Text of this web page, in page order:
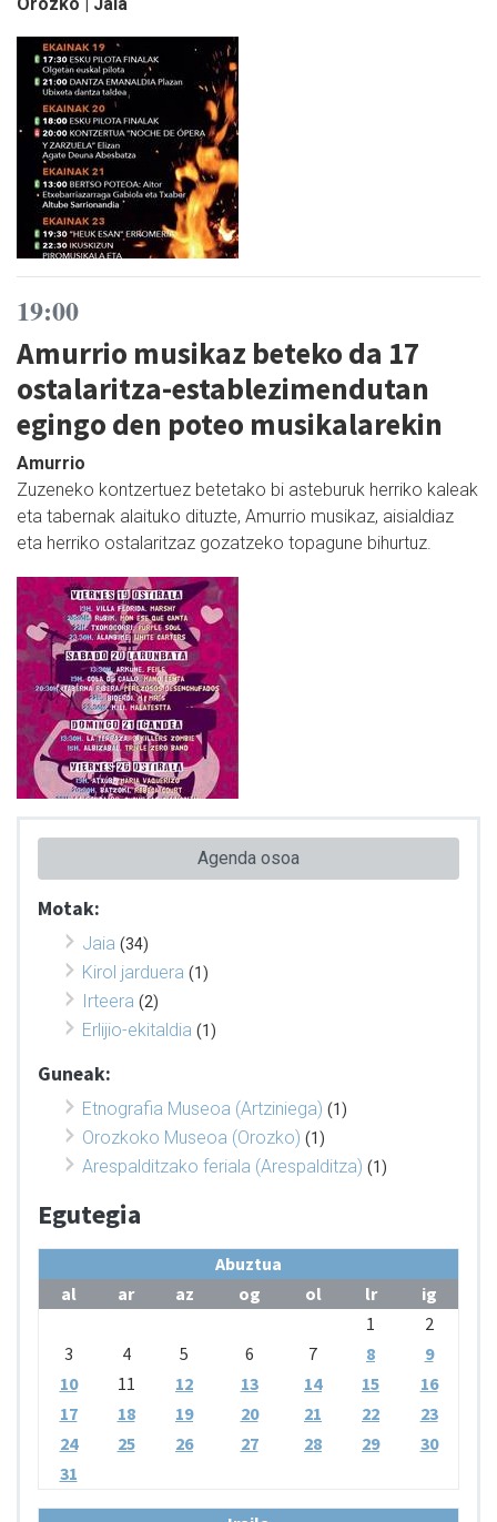
19:00
Amurrio musikaz beteko da 17
ostalaritza-establezimendutan
egingo den poteo musikalarekin
Amurrio
Zuzeneko kontzertuez betetako bi asteburuk herriko kaleak
eta tabernak alaituko dituzte, Amurrio musikaz, aisialdiaz
eta herriko ostalaritzaz gozatzeko topagune bihurtuz.
Agenda osoa
Motak:
Jaia (34)
Kirol jarduera (1)
Irteera (2)
Erlijio-ekitaldia (1)
Guneak:
Etnografia Museoa (Artziniega) (1)
Orozkoko Museoa (Orozko) (1)
Arespalditzako feriala (Arespalditza) (1)
Egutegia
Abuztua
al
ar az og ol lr
ig
1
2
3
4 5 6 7 8
9
10
11 12 13 14 15
16
17
18 19 20 21 22
23
24
25 26 27 28 29
30
31